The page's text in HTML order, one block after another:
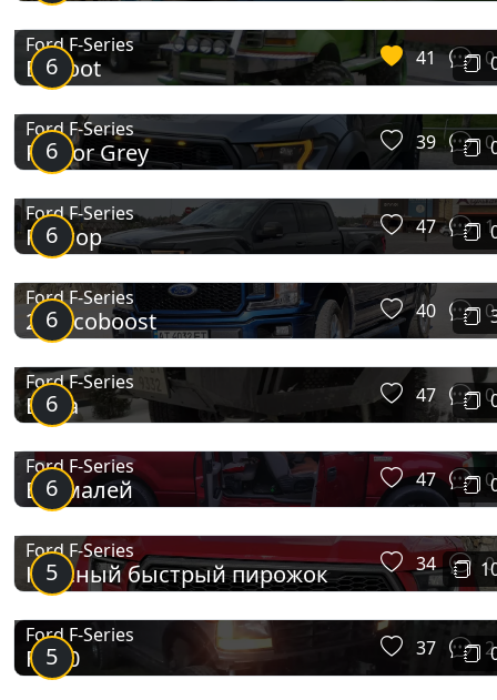
F-Series (6G)
F-Series (7G)
6
Ford F-Series
Bigfoot 41 0
6
Ford F-Series
Raptor Grey 39 0
6
Ford F-Series
Раптор 47 1
6
Ford F-Series
2.7 ecoboost 40 0
6
Ford F-Series
Ефка 47 0
6
Ford F-Series
Бармалей 47 0
5
Ford F-Series
Красный быстрый пирожок 34 0
5
Ford F-Series
F-250 37 2